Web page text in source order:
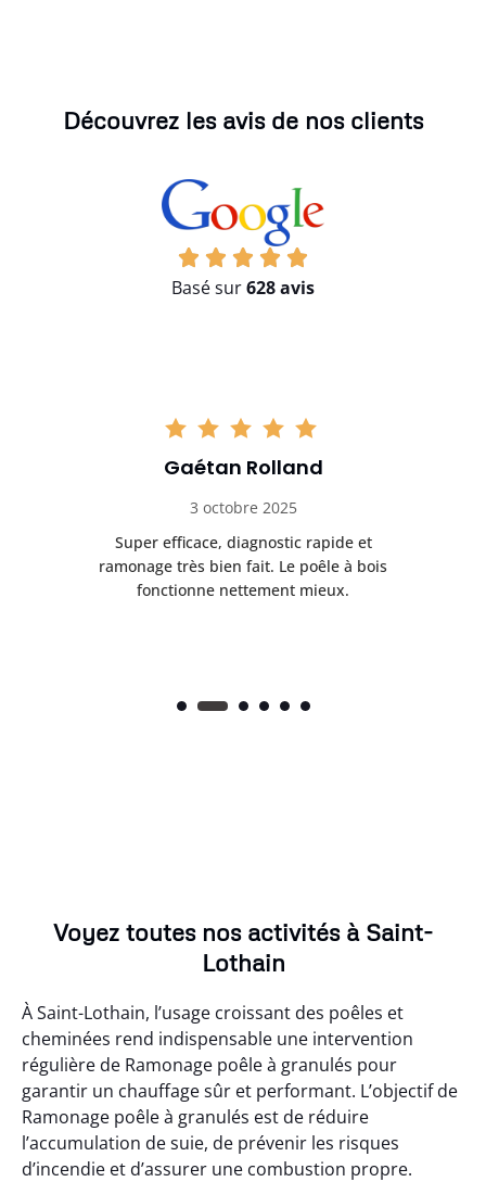
Découvrez les avis de nos clients
Basé sur628 avis
Gaétan Rolland
3 octobre 2025
Super efficace, diagnostic rapide et
ramonage très bien fait. Le poêle à bois
fonctionne nettement mieux.
Voyez toutes nos activités à Saint-
Lothain
À Saint-Lothain, l’usage croissant des poêles et
cheminées rend indispensable une intervention
régulière de Ramonage poêle à granulés pour
garantir un chauffage sûr et performant. L’objectif de
Ramonage poêle à granulés est de réduire
l’accumulation de suie, de prévenir les risques
d’incendie et d’assurer une combustion propre.